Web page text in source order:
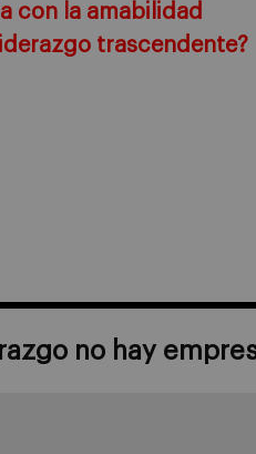
con la amabilidad
trascendente?
no hay